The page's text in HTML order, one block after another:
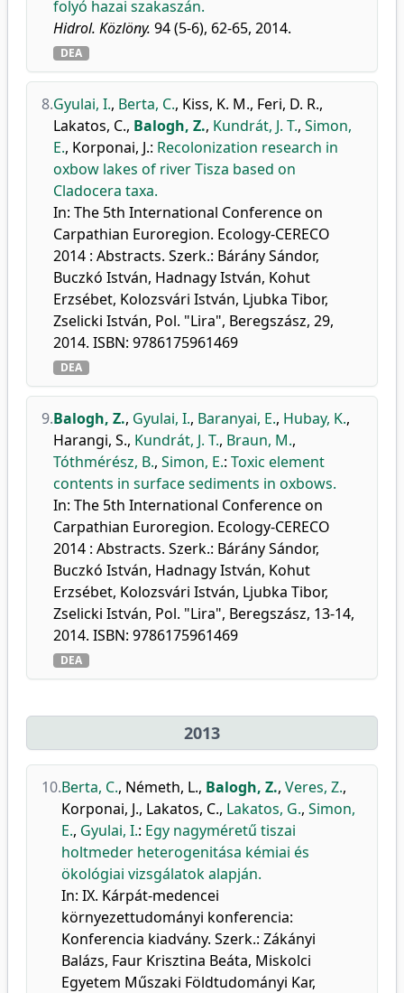
folyó hazai szakaszán.
Hidrol. Közlöny. 94 (5-6), 62-65, 2014.
DEA
8.Gyulai, I., Berta, C., Kiss, K. M., Feri, D. R.,
Lakatos, C., Balogh, Z., Kundrát, J. T., Simon,
E., Korponai, J.: Recolonization research in
oxbow lakes of river Tisza based on
Cladocera taxa.
In: The 5th International Conference on
Carpathian Euroregion. Ecology-CERECO
2014 : Abstracts. Szerk.: Bárány Sándor,
Buczkó István, Hadnagy István, Kohut
Erzsébet, Kolozsvári István, Ljubka Tibor,
Zselicki István, Pol. "Lira", Beregszász, 29,
2014. ISBN: 9786175961469
DEA
9.Balogh, Z., Gyulai, I., Baranyai, E., Hubay, K.,
Harangi, S., Kundrát, J. T., Braun, M.,
Tóthmérész, B., Simon, E.: Toxic element
contents in surface sediments in oxbows.
In: The 5th International Conference on
Carpathian Euroregion. Ecology-CERECO
2014 : Abstracts. Szerk.: Bárány Sándor,
Buczkó István, Hadnagy István, Kohut
Erzsébet, Kolozsvári István, Ljubka Tibor,
Zselicki István, Pol. "Lira", Beregszász, 13-14,
2014. ISBN: 9786175961469
DEA
2013
10.Berta, C., Németh, L., Balogh, Z., Veres, Z.,
Korponai, J., Lakatos, C., Lakatos, G., Simon,
E., Gyulai, I.: Egy nagyméretű tiszai
holtmeder heterogenitása kémiai és
ökológiai vizsgálatok alapján.
In: IX. Kárpát-medencei
környezettudományi konferencia:
Konferencia kiadvány. Szerk.: Zákányi
Balázs, Faur Krisztina Beáta, Miskolci
Egyetem Műszaki Földtudományi Kar,